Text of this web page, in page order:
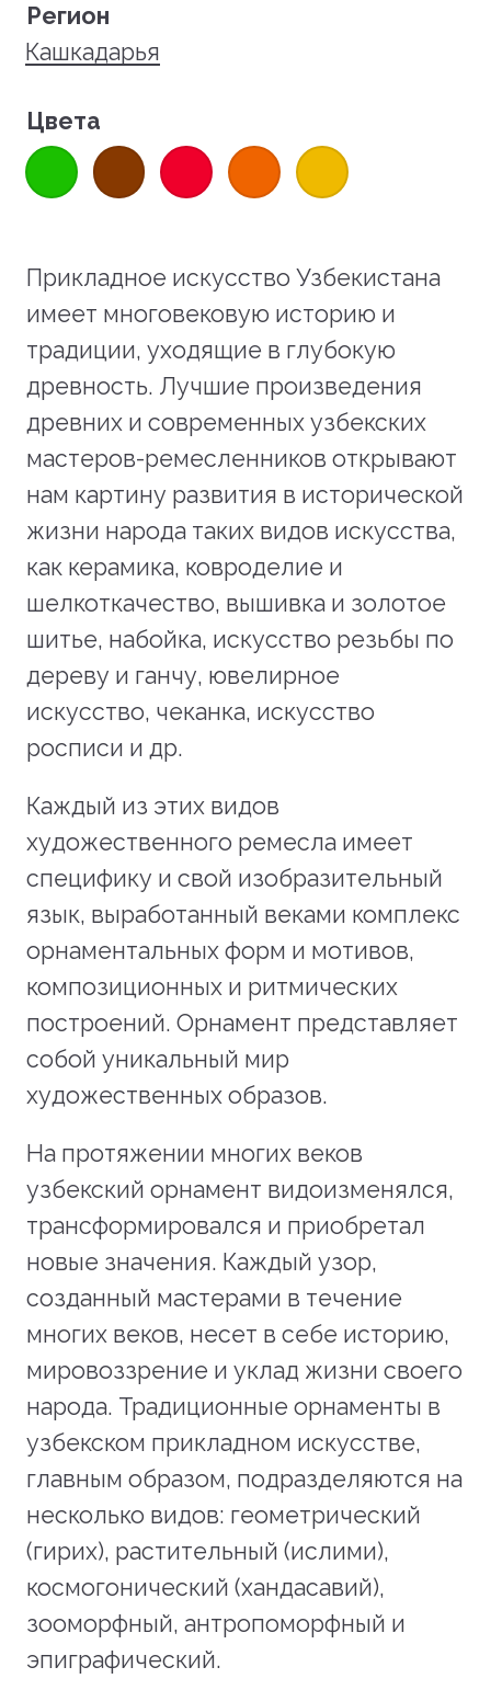
Регион
Кашкадарья
Цвета
Прикладное искусство Узбекистана
имеет многовековую историю и
традиции, уходящие в глубокую
древность. Лучшие произведения
древних и современных узбекских
мастеров-ремесленников открывают
нам картину развития в исторической
жизни народа таких видов искусства,
как керамика, ковроделие и
шелкоткачество, вышивка и золотое
шитье, набойка, искусство резьбы по
дереву и ганчу, ювелирное
искусство, чеканка, искусство
росписи и др.
Каждый из этих видов
художественного ремесла имеет
специфику и свой изобразительный
язык, выработанный веками комплекс
орнаментальных форм и мотивов,
композиционных и ритмических
построений. Орнамент представляет
собой уникальный мир
художественных образов.
На протяжении многих веков
узбекский орнамент видоизменялся,
трансформировался и приобретал
новые значения. Каждый узор,
созданный мастерами в течение
многих веков, несет в себе историю,
мировоззрение и уклад жизни своего
народа. Традиционные орнаменты в
узбекском прикладном искусстве,
главным образом, подразделяются на
несколько видов: геометрический
(гирих), растительный (ислими),
космогонический (хандасавий),
зооморфный, антропоморфный и
эпиграфический.